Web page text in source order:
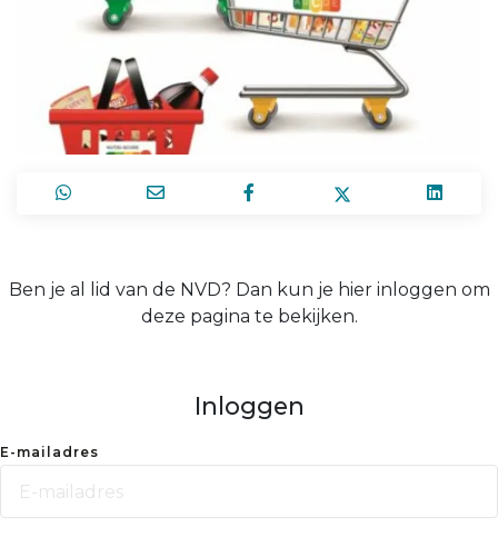
Ben je al lid van de NVD? Dan kun je hier inloggen om
deze pagina te bekijken.
Inloggen
E-mailadres